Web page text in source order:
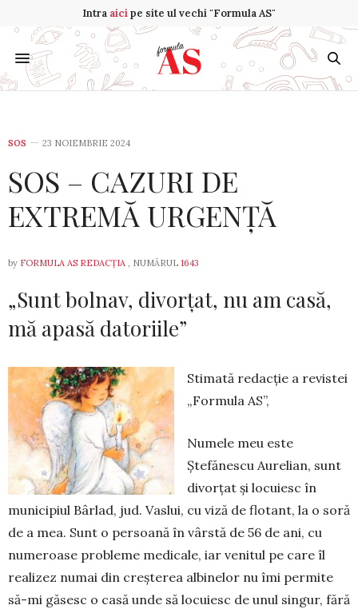
Intra aicipe site ul vechi "Formula AS"
SOS 23 NOIEMBRIE 2024
SOS – CAZURI DE
EXTREMĂ URGENȚĂ
by FORMULA AS REDACȚIA , NUMĂRUL 1643
„Sunt bolnav, divorțat, nu am casă,
mă apasă datoriile”
Stimată redacție a revistei
„Formula AS”,
Numele meu este
Ștefănescu Aurelian, sunt
divorțat și locuiesc în
municipiul Bârlad, jud. Vaslui, cu viză de flotant, la o soră
de a mea. Sunt o persoană în vârstă de 56 de ani, cu
numeroase probleme medicale, iar venitul pe care îl
realizez numai din creșterea albinelor nu îmi permite
să-mi găsesc o casă unde să locuiesc de unul singur, fără